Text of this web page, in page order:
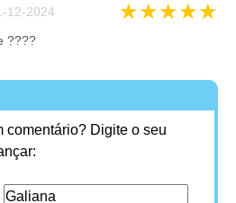
12-2024 ★★★★★
????
comentário? Digite o seu